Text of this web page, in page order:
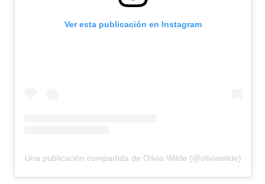
Ver esta publicación en Instagram
Una publicación compartida de Olivia Wilde (@oliviawilde)